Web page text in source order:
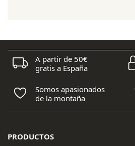
A partir de 50€
gratis a España
Somos apasionados
de la montaña
PRODUCTOS